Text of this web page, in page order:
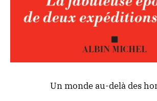
Un monde au-delà des